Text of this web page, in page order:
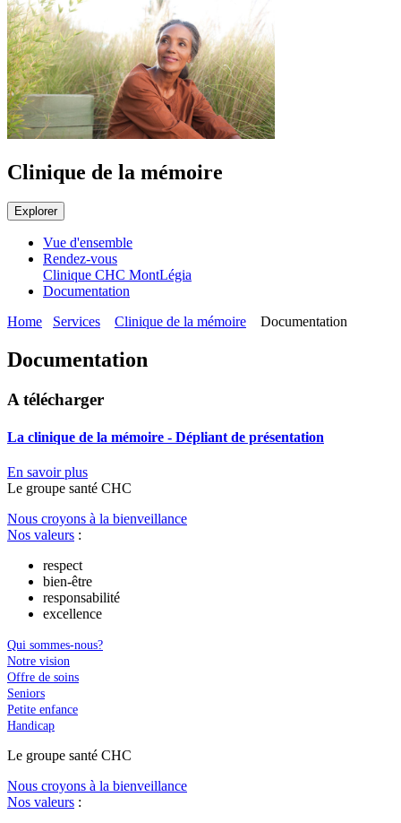
Clinique de la mémoire
Explorer
Vue d'ensemble
Rendez-vous
Clinique CHC MontLégia
Documentation
Home
Services Clinique de la mémoire Documentation
Documentation
A télécharger
La clinique de la mémoire - Dépliant de présentation
En savoir plus
Le groupe santé CHC
Nous croyons à la bienveillance
Nos valeurs :
respect
bien-être
responsabilité
excellence
Qui sommes-nous?
Notre vision
Offre de soins
Seniors
Petite enfance
Handicap
Le groupe santé CHC
Nous croyons à la bienveillance
Nos valeurs :